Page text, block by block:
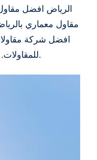
الرياض افضل
مقاول معماري
افضل شركة
للمقاولات. مقاول معماري بناء.